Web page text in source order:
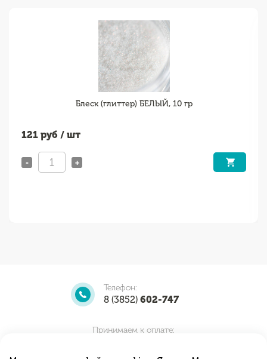
Блеск (глиттер) БЕЛЫЙ, 10 гр
121 руб / шт
- +
Телефон:
8 (3852) 602-747
Принимаем к оплате: